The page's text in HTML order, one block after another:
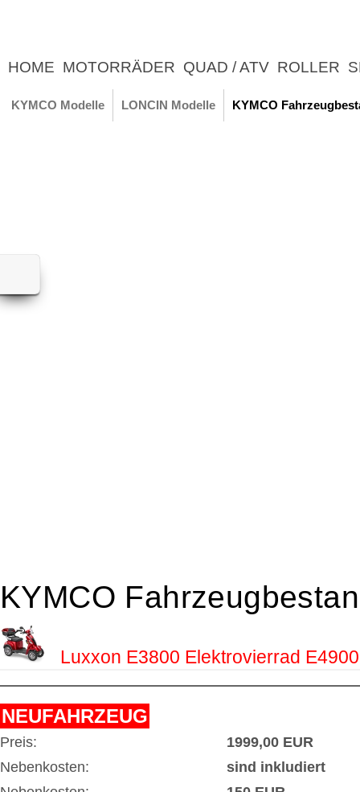
HOME MOTORRÄDER QUAD / ATV ROLLER
UNTERNEHMEN
ERLEBNIS
KYMCO Modelle LONCIN Modelle KYMCO
KYMCO
Luxxon E3800 Elektrovierrad
NEUFAHRZEUG
Preis:
1999,00 EUR
Nebenkosten:
sind inkludiert